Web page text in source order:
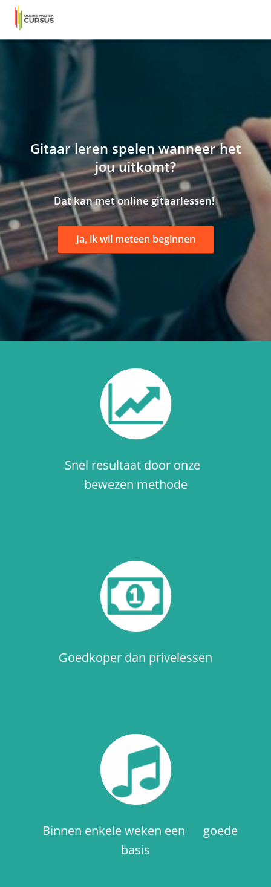
Gitaar leren spelen wanneer het
jou uitkomt?
Dat kan met online gitaarlessen!
Ja, ik wil meteen beginnen
Snel resultaat door onze
bewezen methode
Goedkoper dan privelessen
Binnen enkele weken een goede
basis